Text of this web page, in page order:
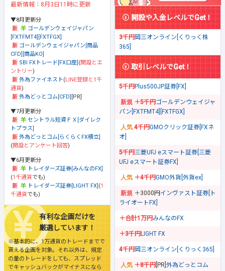
最新情報：8月3日11時に更新
▼8月更新分
ゴールデンウェイジャパン
[FXTFMT4][FXTFGX]
ゴールデンウェイジャパン[商品
CFD][商品KO]
SBI FXトレード[FX口座] (開設とエ
ントリー)
外為ファイネスト(LINE登録と1千
通貨)
外為どっとコム[CFD] [PR]
▼7月更新分
セントラル短資ＦＸ[ダイレク
トプラス]
外為どっとコム[らくらくFX積立]
(開設とアンケート回答)
▼6月更新分
トレイダーズ証券[みんなのFX]
(1千通貨でも)
トレイダーズ証券[LIGHT FX] (1
千通貨でも)
有利な企画だけを
厳選しています！
※基本的に、1万通貨のトレードまでで
貰える企画を対象。それ以外は、規定
の量のトレードをしても、スプレッド
でキャッシュバックがマイナスになら
開設や入金レベルでGet！
3千円岡三オンライン[くりっく株
365]
取引レベルでGet！
5千円Plus500JP証券[FX]
＋5千円ゴールデンウェイジャ
パン[FXTFMT4][FXTFGX]
4千円GMOクリック証券[FXネ
オ]
5千円三菱UFJ eスマート証券[三菱
UFJ eスマート証券FX]
＋4千円GMO外貨[外貨ex]
＋3000円インヴァスト証券[ト
ライオートFX]
＋合計1万円みんなのFX
＋3千円LIGHT FX
4千円岡三オンライン[くりっく365]
＋8千円 [PR] 外為どっとコム